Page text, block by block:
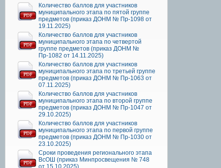
Количество баллов для участников
муниципального этапа по пятой группе
предметов (приказ ДОНМ № Пр-1098 от
19.11.2025)
Количество баллов для участников
муниципального этапа по четвертой
группе предметов (приказ ДОНМ №
Пр-1082 от 14.11.2025)
Количество баллов для участников
муниципального этапа по третьей группе
предметов (приказ ДОНМ № Пр-1063 от
07.11.2025)
Количество баллов для участников
муниципального этапа по второй группе
предметов (приказ ДОНМ № Пр-1047 от
29.10.2025)
Количество баллов для участников
муниципального этапа по первой группе
предметов (приказ ДОНМ № Пр-1030 от
23.10.2025)
Сроки проведения регионального этапа
ВсОШ (приказ Минпросвещения № 748
от 15.10.2025)